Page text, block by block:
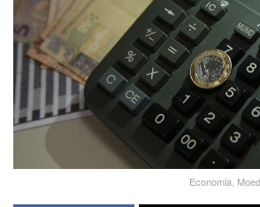
Economia,